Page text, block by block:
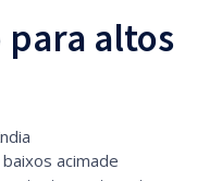
para altos
acimade